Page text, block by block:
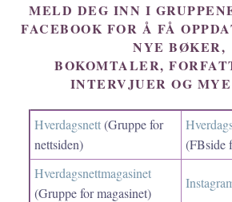
MELD DEG INN I
FACEBOOK FOR Å FÅ
NYE BØKER,
BOKOMTALER,
INTERVJUER OG
Hverdagsnett(Gruppe for
nettsiden)
(FBside
Hverdagsnettmagasinet
(Gruppe for magasinet)